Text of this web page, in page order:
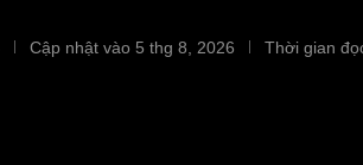
Cập nhật vào 5 thg 8, 2026 Thời gian